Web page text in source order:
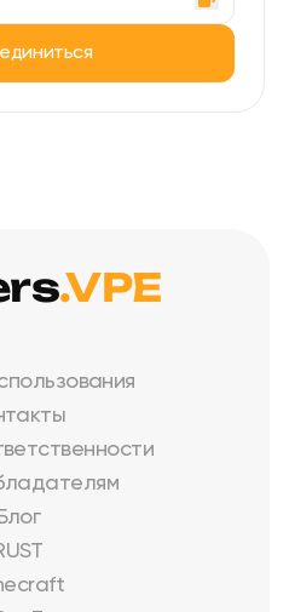
Блог
.VPE